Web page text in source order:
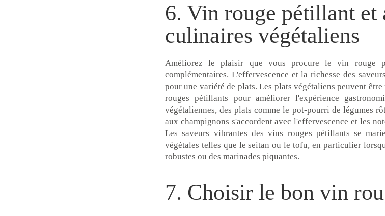
6. Vin rouge pétillant et
culinaires végétaliens
Améliorez le plaisir que vous procure le vin rouge
complémentaires. L'effervescence et la richesse des
pour une variété de plats. Les plats végétaliens peuvent
rouges pétillants pour améliorer l'expérience
végétaliennes, des plats comme le pot-pourri de légumes
aux champignons s'accordent avec l'effervescence et les
Les saveurs vibrantes des vins rouges pétillants se
végétales telles que le seitan ou le tofu, en particulier
robustes ou des marinades piquantes.
7. Choisir le bon vin